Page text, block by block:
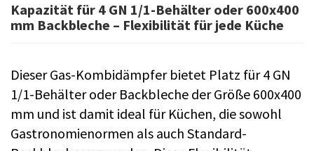
Kapazität für 4 GN 1/1-Behälter oder 600x400
mm Backbleche – Flexibilität für jede Küche
Dieser Gas-Kombidämpfer bietet Platz für 4 GN
1/1-Behälter oder Backbleche der Größe 600x400
mm und ist damit ideal für Küchen, die sowohl
Gastronomienormen als auch Standard-